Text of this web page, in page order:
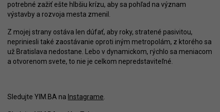
potrebné zažiť ešte hlbšiu krízu, aby sa pohľad na význam
výstavby a rozvoja mesta zmenil.
Z mojej strany ostáva len dúfať, aby roky, stratené pasivitou,
nepriniesli také zaostávanie oproti iným metropolám, z ktorého sa
už Bratislava nedostane. Lebo v dynamickom, rýchlo sa meniacom
a otvorenom svete, to nie je celkom nepredstaviteľné.
Sledujte YIM.BA na Instagrame